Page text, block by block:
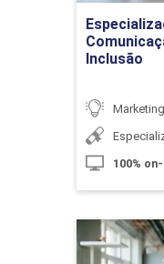
O Impacto da
Jornalismo
Inclusão
100%